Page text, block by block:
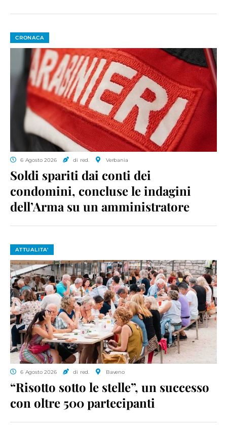
CRONACA
6 Agosto 2026 di red. Verbania
Soldi spariti dai conti dei
condomini, concluse le indagini
dell’Arma su un amministratore
ATTUALITA'
6 Agosto 2026 di red. Baveno
“Risotto sotto le stelle”, un successo
con oltre 500 partecipanti